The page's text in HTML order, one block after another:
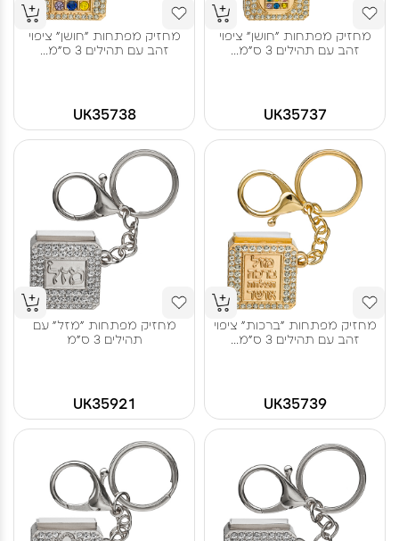
מחזיק מפתחות "חושן" ציפוי
זהב עם תהילים 3 ס"מ...
UK35737
מחזיק מפתחות "חושן" ציפוי
זהב עם תהילים 3 ס"מ...
UK35738
מחזיק מפתחות "ברכות" ציפוי
זהב עם תהילים 3 ס"מ...
UK35739
מחזיק מפתחות "מזל" עם
תהילים 3 ס"מ
UK35921